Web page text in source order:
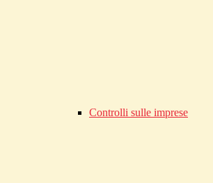
Controlli sulle imprese